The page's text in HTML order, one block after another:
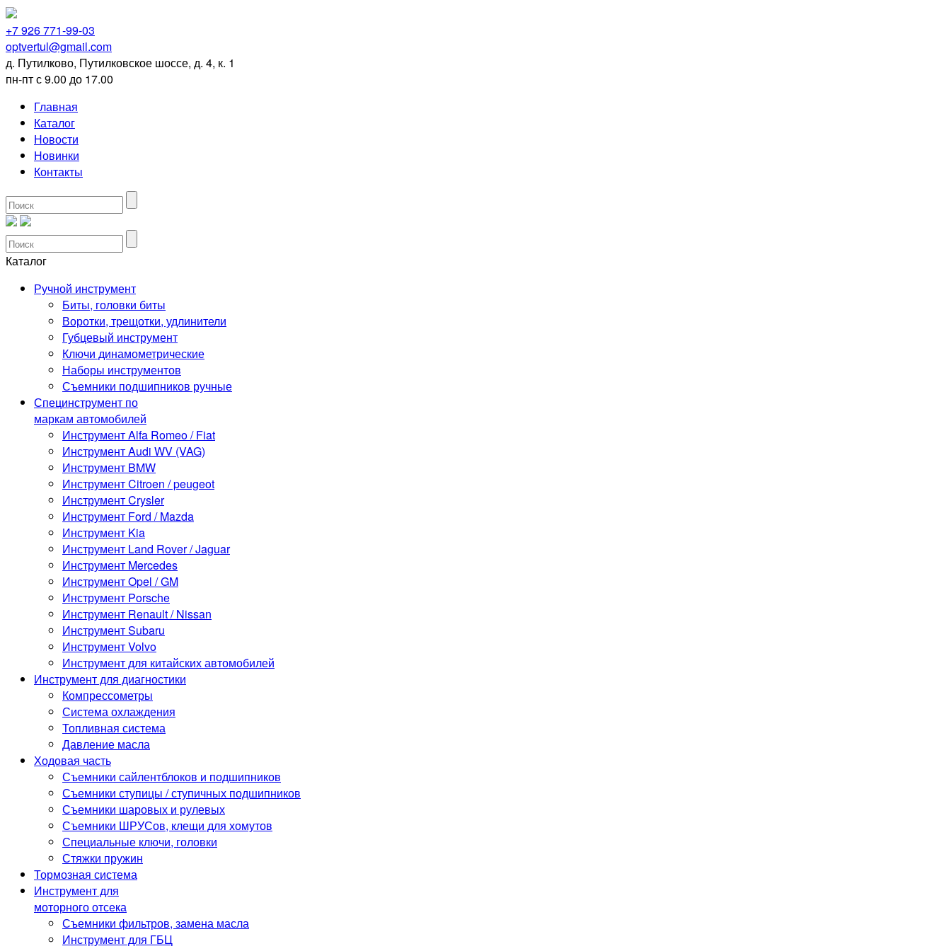
+7 926 771-99-03
optvertul@gmail.com
д. Путилково, Путилковское шоссе, д. 4, к. 1
пн-пт с 9.00 до 17.00
Главная
Каталог
Новости
Новинки
Контакты
Каталог
Ручной инструмент
Биты, головки биты
Воротки, трещотки, удлинители
Губцевый инструмент
Ключи динамометрические
Наборы инструментов
Съемники подшипников ручные
Специнструмент по
маркам автомобилей
Инструмент Alfa Romeo / Fiat
Инструмент Audi WV (VAG)
Инструмент BMW
Инструмент Citroen / peugeot
Инструмент Crysler
Инструмент Ford / Mazda
Инструмент Kia
Инструмент Land Rover / Jaguar
Инструмент Mercedes
Инструмент Opel / GM
Инструмент Porsche
Инструмент Renault / Nissan
Инструмент Subaru
Инструмент Volvo
Инструмент для китайских автомобилей
Инструмент для диагностики
Компрессометры
Система охлаждения
Топливная система
Давление масла
Ходовая часть
Съемники сайлентблоков и подшипников
Съемники ступицы / ступичных подшипников
Съемники шаровых и рулевых
Съемники ШРУСов, клещи для хомутов
Специальные ключи, головки
Стяжки пружин
Тормозная система
Инструмент для
моторного отсека
Съемники фильтров, замена масла
Инструмент для ГБЦ